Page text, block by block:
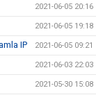
2021-06-05 20:16
2021-06-05 19:18
IP 2021-06-05 09:21
2021-06-03 22:03
2021-05-30 15:08